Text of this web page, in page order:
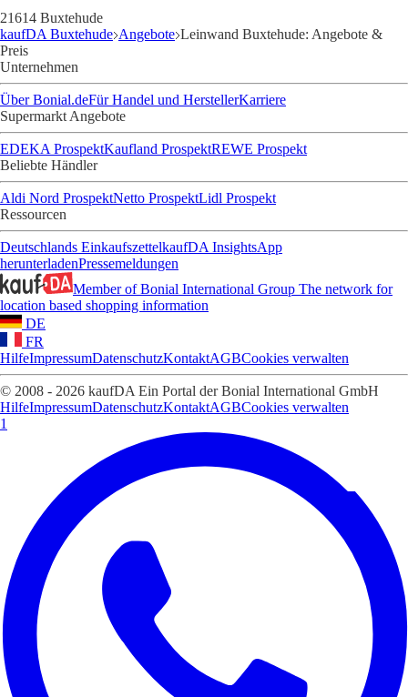
21614 Buxtehude
kaufDA Buxtehude Angebote Leinwand Buxtehude: Angebote &
Preis
Unternehmen
Über Bonial.deFür Handel und HerstellerKarriere
Supermarkt Angebote
EDEKA ProspektKaufland ProspektREWE Prospekt
Beliebte Händler
Aldi Nord ProspektNetto ProspektLidl Prospekt
Ressourcen
Deutschlands EinkaufszettelkaufDA InsightsApp
herunterladenPressemeldungen
Member of Bonial International Group The network for
location based shopping information
DE
FR
HilfeImpressumDatenschutzKontaktAGBCookies verwalten
© 2008 - 2026 kaufDA Ein Portal der Bonial International GmbH
HilfeImpressumDatenschutzKontaktAGBCookies verwalten
1